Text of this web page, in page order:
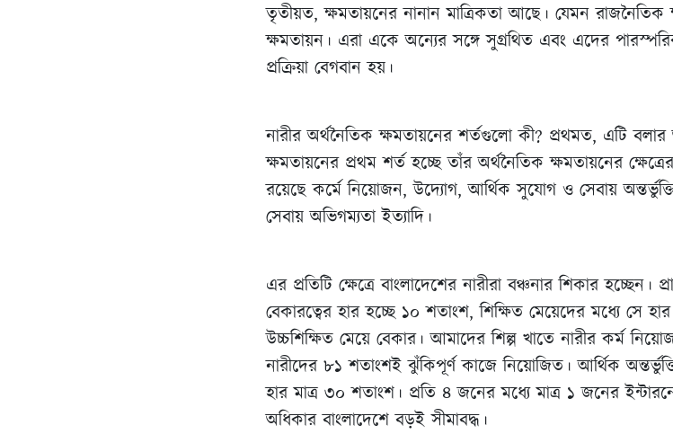
তৃতীয়ত, ক্ষমতায়নের নানান মাত্রিকতা আছে। যেমন রাজনৈতিক
ক্ষমতায়ন। এরা একে অন্যের সঙ্গে সুগ্রথিত এবং এদের
প্রক্রিয়া বেগবান হয়।
নারীর অর্থনৈতিক ক্ষমতায়নের শর্তগুলো কী? প্রথমত, এটি বলার
ক্ষমতায়নের প্রথম শর্ত হচ্ছে তাঁর অর্থনৈতিক ক্ষমতায়নের
রয়েছে কর্মে নিয়োজন, উদ্যোগ, আর্থিক সুযোগ ও সেবায়
সেবায় অভিগম্যতা ইত্যাদি।
এর প্রতিটি ক্ষেত্রে বাংলাদেশের নারীরা বঞ্চনার শিকার হচ্ছেন।
বেকারত্বের হার হচ্ছে ১০ শতাংশ, শিক্ষিত মেয়েদের মধ্যে সে
উচ্চশিক্ষিত মেয়ে বেকার। আমাদের শিল্প খাতে নারীর কর্ম
নারীদের ৮১ শতাংশই ঝুঁকিপূর্ণ কাজে নিয়োজিত। আর্থিক
হার মাত্র ৩০ শতাংশ। প্রতি ৪ জনের মধ্যে মাত্র ১ জনের
অধিকার বাংলাদেশে বড়ই সীমাবদ্ধ।